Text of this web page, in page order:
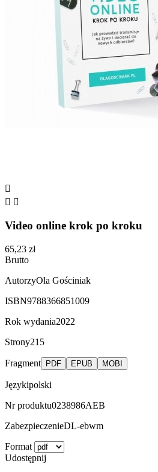

 
Video online krok po kroku
65,23 zł
Brutto
AutorzyOla Gościniak
ISBN9788366851009
Rok wydania2022
Strony215
Fragment PDF EPUB MOBI
Językipolski
Nr produktu0238986AEB
ZabezpieczenieDL-ebwm
Format
Udostępnij